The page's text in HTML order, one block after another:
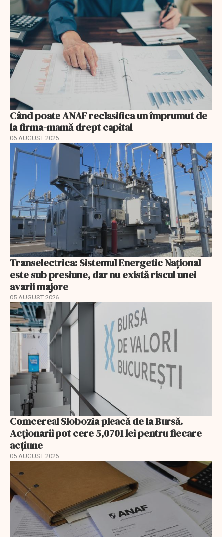
Când poate ANAF reclasifica un împrumut de
la firma-mamă drept capital
06 AUGUST 2026
Transelectrica: Sistemul Energetic Național
este sub presiune, dar nu există riscul unei
avarii majore
05 AUGUST 2026
Comcereal Slobozia pleacă de la Bursă.
Acționarii pot cere 5,0701 lei pentru fiecare
acțiune
05 AUGUST 2026